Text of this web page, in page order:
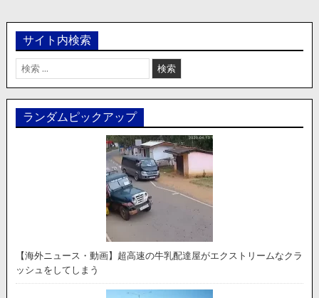
サイト内検索
検
索:
ランダムピックアップ
【海外ニュース・動画】超高速の牛乳配達屋がエクストリームなクラ
ッシュをしてしまう